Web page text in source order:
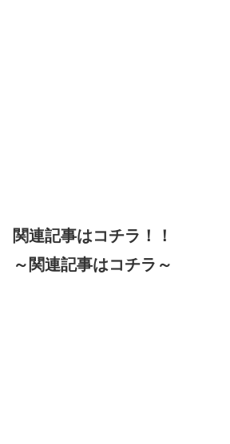
関連記事はコチラ！！
～関連記事はコチラ～